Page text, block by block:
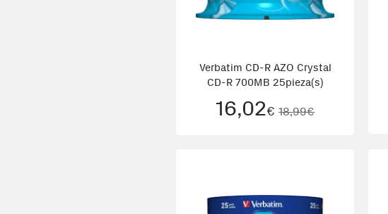
Verbatim CD-R AZO Crystal
CD-R 700MB 25pieza(s)
16,02€ 18,99€